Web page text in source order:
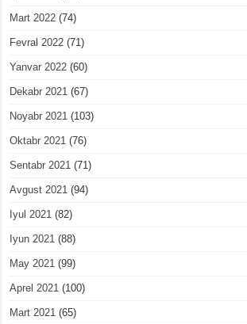
Mart 2022 (74)
Fevral 2022 (71)
Yanvar 2022 (60)
Dekabr 2021 (67)
Noyabr 2021 (103)
Oktabr 2021 (76)
Sentabr 2021 (71)
Avgust 2021 (94)
Iyul 2021 (82)
Iyun 2021 (88)
May 2021 (99)
Aprel 2021 (100)
Mart 2021 (65)